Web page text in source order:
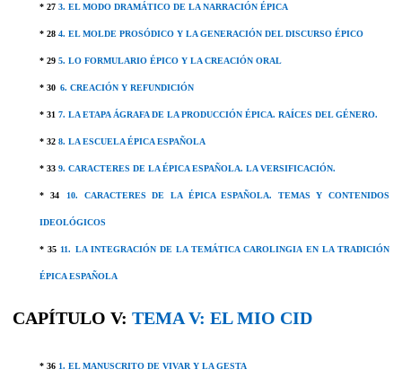
* 27 3. EL MODO DRAMÁTICO DE LA NARRACIÓN ÉPICA
* 28 4. EL MOLDE PROSÓDICO Y LA GENERACIÓN DEL DISCURSO ÉPICO
* 29 5. LO FORMULARIO ÉPICO Y LA CREACIÓN ORAL
* 30 6. CREACIÓN Y REFUNDICIÓN
* 31 7. LA ETAPA ÁGRAFA DE LA PRODUCCIÓN ÉPICA. RAÍCES DEL GÉNERO.
* 32 8. LA ESCUELA ÉPICA ESPAÑOLA
* 33 9. CARACTERES DE LA ÉPICA ESPAÑOLA. LA VERSIFICACIÓN.
* 34 10. CARACTERES DE LA ÉPICA ESPAÑOLA. TEMAS Y CONTENIDOS
IDEOLÓGICOS
* 35 11. LA INTEGRACIÓN DE LA TEMÁTICA CAROLINGIA EN LA TRADICIÓN
ÉPICA ESPAÑOLA
CAPÍTULO V: TEMA V: EL MIO CID
* 36 1. EL MANUSCRITO DE VIVAR Y LA GESTA